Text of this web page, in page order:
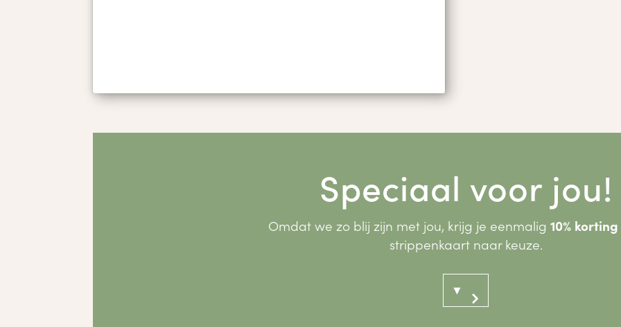
Speciaal voor jou!
Omdat we zo blij zijn met jou, krijg je eenmalig 10% korting
strippenkaart naar keuze.
▼